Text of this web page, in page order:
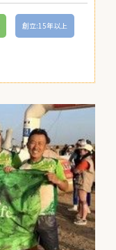
創立:15年以上